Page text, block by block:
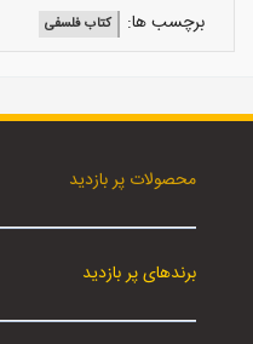
برچسب ها: کتاب فلسفی
محصولات پر بازدید
برندهای پر بازدید